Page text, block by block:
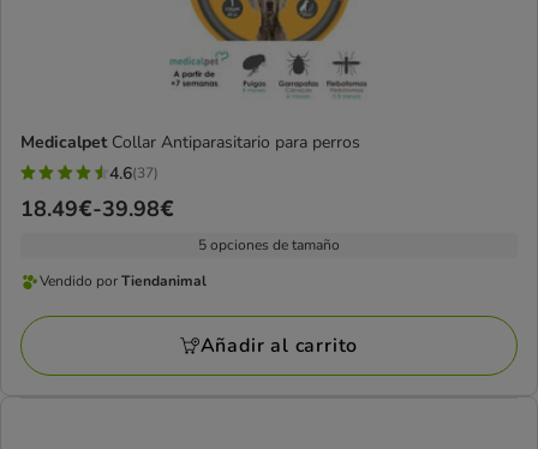
Medicalpet Collar Antiparasitario para perros
4.6
estrellas
37
4.6(37)
Precio
a
39.98€
18.49€-39.98€
5 opciones de tamaño
Vendido
por
Tiendanimal
Vendido porTiendanimal
Añadir al carrito